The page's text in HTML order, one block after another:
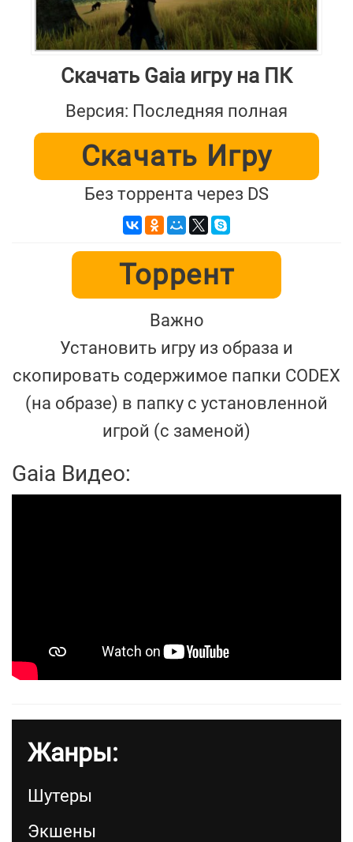
Скачать Gaia игру на ПК
Версия: Последняя полная
Скачать Игру
Без торрента через DS
Торрент
Важно
Установить игру из образа и
скопировать содержимое папки CODEX
(на образе) в папку с установленной
игрой (с заменой)
Gaia Видео:
Жанры:
Шутеры
Экшены